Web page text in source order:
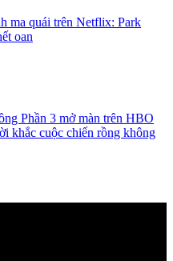
ma quái trên Netflix: Park
oan
Phần 3 mở màn trên HBO
khắc cuộc chiến rồng không